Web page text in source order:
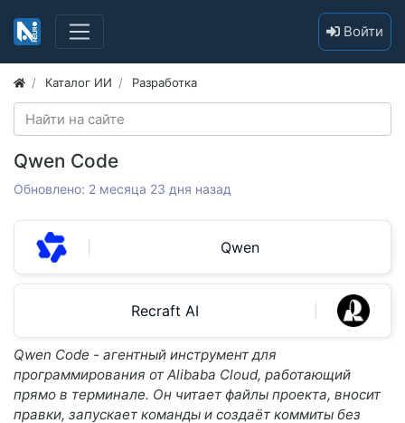
Войти
Каталог ИИ Разработка
Qwen Code
Обновлено: 2 месяца 23 дня назад
Qwen
Recraft AI
Qwen Code - агентный инструмент для
программирования от Alibaba Cloud, работающий
прямо в терминале. Он читает файлы проекта, вносит
правки, запускает команды и создаёт коммиты без